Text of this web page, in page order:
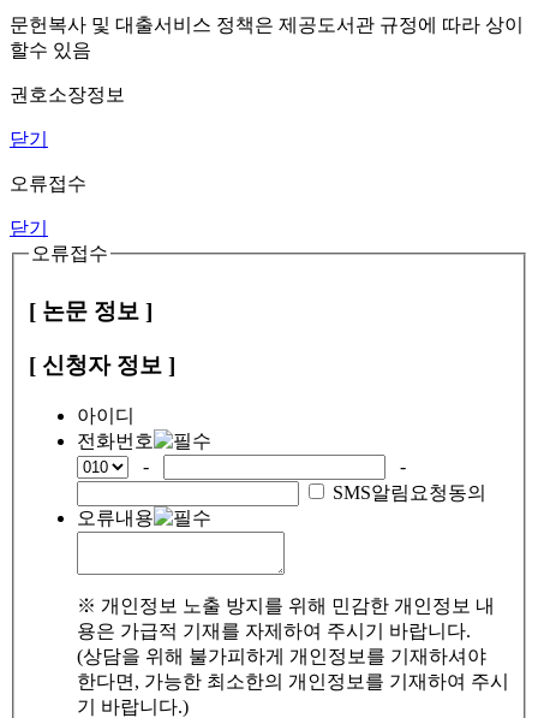
문헌복사 및 대출서비스 정책은 제공도서관 규정에 따라 상이
할수 있음
권호소장정보
닫기
오류접수
닫기
오류접수
[ 논문 정보 ]
[ 신청자 정보 ]
아이디
전화번호
-
-
SMS알림요청동의
오류내용
※ 개인정보 노출 방지를 위해 민감한 개인정보 내
용은 가급적 기재를 자제하여 주시기 바랍니다.
(상담을 위해 불가피하게 개인정보를 기재하셔야
한다면, 가능한 최소한의 개인정보를 기재하여 주시
기 바랍니다.)